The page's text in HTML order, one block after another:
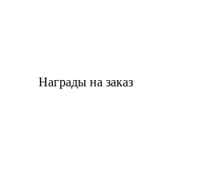
Награды на заказ